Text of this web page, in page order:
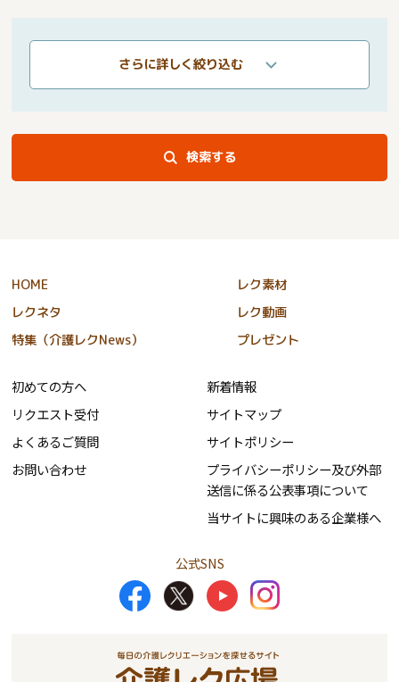
さらに詳しく絞り込む
検索する
HOME
レク素材
レクネタ
レク動画
特集（介護レクNews）
プレゼント
初めての方へ
リクエスト受付
よくあるご質問
お問い合わせ
新着情報
サイトマップ
サイトポリシー
プライバシーポリシー及び外部
送信に係る公表事項について
当サイトに興味のある企業様へ
公式SNS